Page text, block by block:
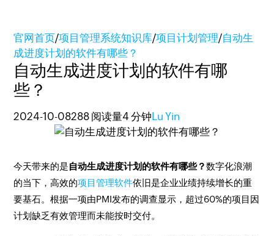
官网首页/项目管理系统知识库/项目计划管理/自动生
成进度计划的软件有哪些？
自动生成进度计划的软件有哪
些？
2024-10-08288 阅读量4 分钟 Lu Yin
今天带来的是自动生成进度计划的软件有哪些？数字化浪潮
的当下，高效的项目管理软件依旧是企业业绩持续增长的重
要基石。根据一项由PMI发布的调查显示，超过60%的项目因
计划缺乏有效管理而未能按时交付。